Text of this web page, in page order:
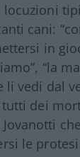
locuzioni
cani:
in
“la
li vedi dal
dei
le